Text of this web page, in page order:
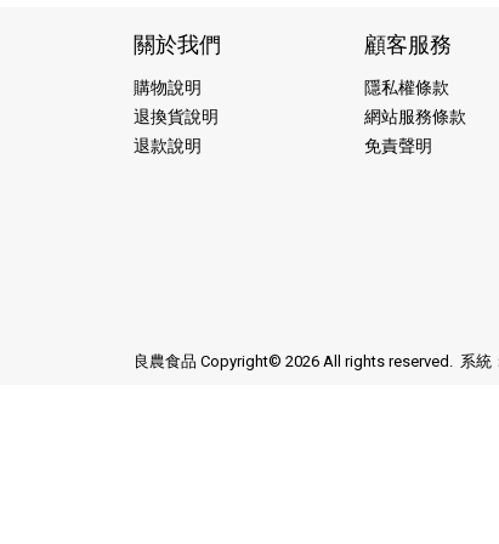
關於我們
購物說明
退換貨說明
退款說明
顧客服務
隱私權條款
網站服務條款
免責聲明
良農食品 Copyright© 2026 All rights reserved. 系統